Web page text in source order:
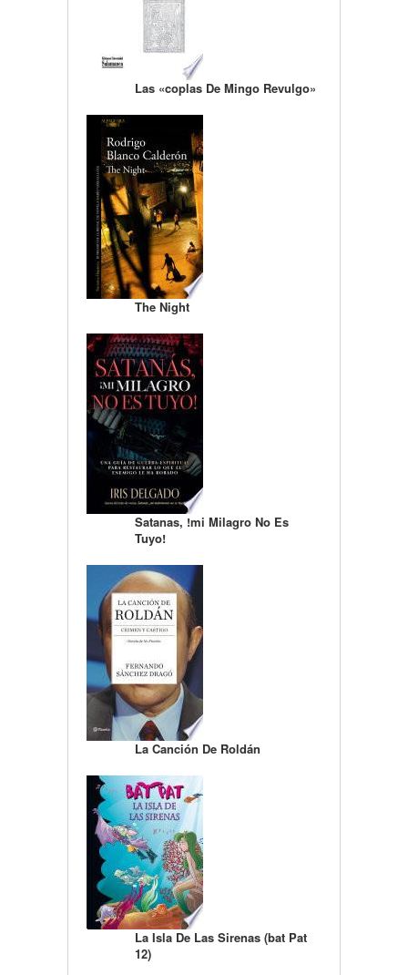
Las «coplas De Mingo Revulgo»
The Night
Satanas, !mi Milagro No Es
Tuyo!
La Canción De Roldán
La Isla De Las Sirenas (bat Pat
12)